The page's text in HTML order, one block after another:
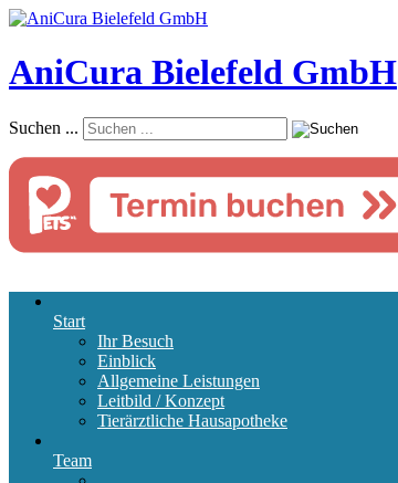
AniCura Bielefeld GmbH
Suchen ...
Start
Ihr Besuch
Einblick
Allgemeine Leistungen
Leitbild / Konzept
Tierärztliche Hausapotheke
Team